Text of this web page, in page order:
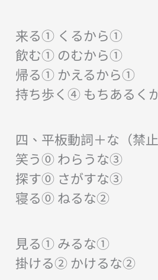
来る① くるから①
飲む① のむから①
帰る① かえるから①
持ち歩く④ もちあるく
四、平板動詞＋な（禁止
笑う⓪ わらうな③
探す⓪ さがすな③
寝る⓪ ねるな②
見る① みるな①
掛ける② かけるな②